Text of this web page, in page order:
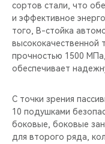
сортов стали, что
и эффективное
того, В-стойка
высококачественной
прочностью 1500
обеспечивает
С точки зрения
10 подушками
боковые, боковые
для второго ряда,